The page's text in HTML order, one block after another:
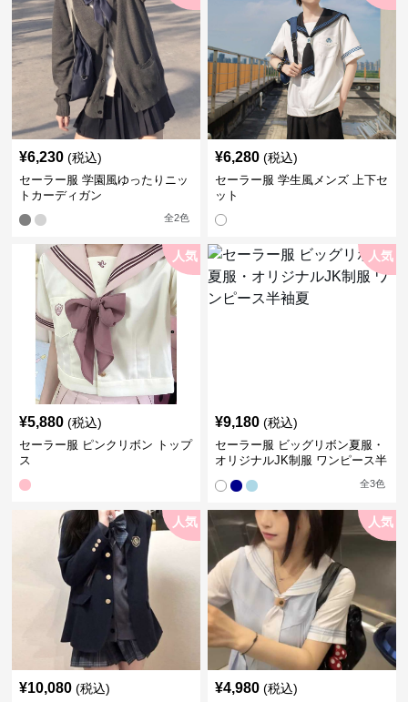
¥6,230 (税込)
セーラー服 学園風ゆったりニッ
トカーディガン
全2色
¥6,280 (税込)
セーラー服 学生風メンズ 上下セ
ット
人気
¥5,880 (税込)
セーラー服 ピンクリボン トップ
ス
人気
¥9,180 (税込)
セーラー服 ビッグリボン夏服・
オリジナルJK制服 ワンピース半
全3色
人気
¥10,080 (税込)
人気
¥4,980 (税込)